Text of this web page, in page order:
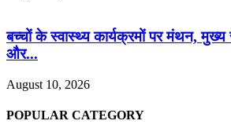
बच्चों के स्वास्थ्य कार्यक्रमों पर मंथन,
और...
August 10, 2026
POPULAR CATEGORY